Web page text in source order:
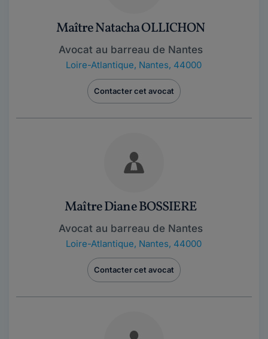
Maître Natacha OLLICHON
Avocat au barreau de Nantes
Loire-Atlantique, Nantes, 44000
Contacter cet avocat
Maître Diane BOSSIERE
Avocat au barreau de Nantes
Loire-Atlantique, Nantes, 44000
Contacter cet avocat